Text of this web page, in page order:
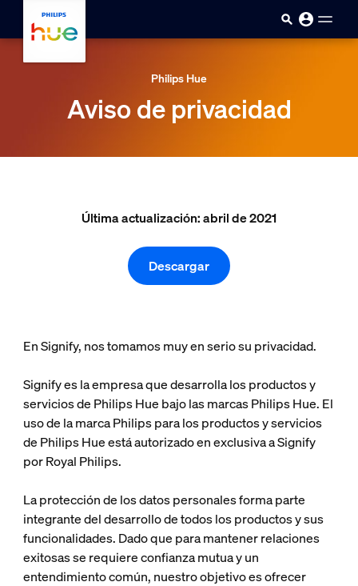
Saltar al contenido principal
Philips Hue
Aviso de privacidad
Última actualización: abril de 2021
Descargar
En Signify, nos tomamos muy en serio su privacidad.
Signify es la empresa que desarrolla los productos y
servicios de Philips Hue bajo las marcas Philips Hue. El
uso de la marca Philips para los productos y servicios
de Philips Hue está autorizado en exclusiva a Signify
por Royal Philips.
La protección de los datos personales forma parte
integrante del desarrollo de todos los productos y sus
funcionalidades. Dado que para mantener relaciones
exitosas se requiere confianza mutua y un
entendimiento común, nuestro objetivo es ofrecer